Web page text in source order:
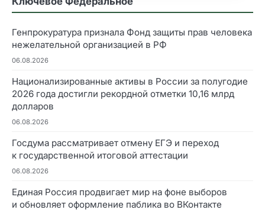
Генпрокуратура признала Фонд защиты прав человека
нежелательной организацией в РФ
06.08.2026
Национализированные активы в России за полугодие
2026 года достигли рекордной отметки 10,16 млрд
долларов
06.08.2026
Госдума рассматривает отмену ЕГЭ и переход
к государственной итоговой аттестации
06.08.2026
Единая Россия продвигает мир на фоне выборов
и обновляет оформление паблика во ВКонтакте